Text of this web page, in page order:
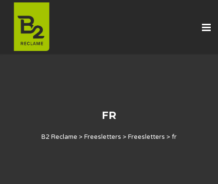
FR
B2 Reclame > Freesletters > Freesletters > fr